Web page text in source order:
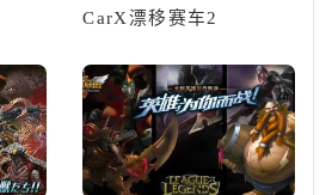
CarX漂移赛车2